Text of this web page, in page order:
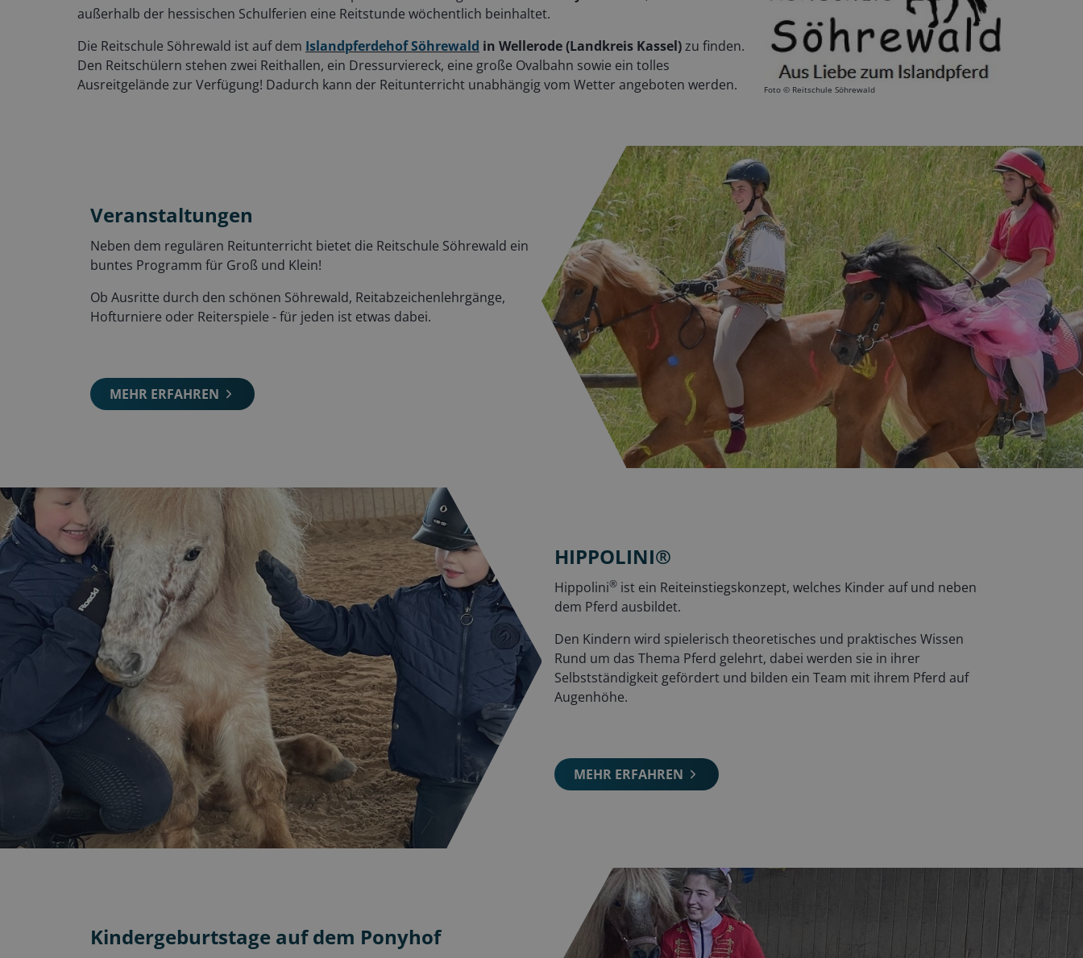
Foto © Reitschule Söhrewald
außerhalb der hessischen Schulferien eine Reitstunde wöchentlich beinhaltet.
Die Reitschule Söhrewald ist auf dem Islandpferdehof Söhrewald in Wellerode (Landkreis Kassel)zu finden.
Den Reitschülern stehen zwei Reithallen, ein Dressurviereck, eine große Ovalbahn sowie ein tolles
Ausreitgelände zur Verfügung! Dadurch kann der Reitunterricht unabhängig vom Wetter angeboten werden.
Veranstaltungen
Neben dem regulären Reitunterricht bietet die Reitschule Söhrewald ein
buntes Programm für Groß und Klein!
Ob Ausritte durch den schönen Söhrewald, Reitabzeichenlehrgänge,
Hofturniere oder Reiterspiele - für jeden ist etwas dabei.
MEHR ERFAHREN
HIPPOLINI®
Hippolini® ist ein Reiteinstiegskonzept, welches Kinder auf und neben
dem Pferd ausbildet.
Den Kindern wird spielerisch theoretisches und praktisches Wissen
Rund um das Thema Pferd gelehrt, dabei werden sie in ihrer
Selbstständigkeit gefördert und bilden ein Team mit ihrem Pferd auf
Augenhöhe.
MEHR ERFAHREN
Kindergeburtstage auf dem Ponyhof